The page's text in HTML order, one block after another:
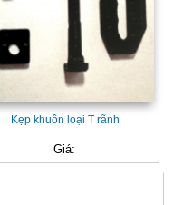
Kẹp khuôn loại T rãnh
Giá: